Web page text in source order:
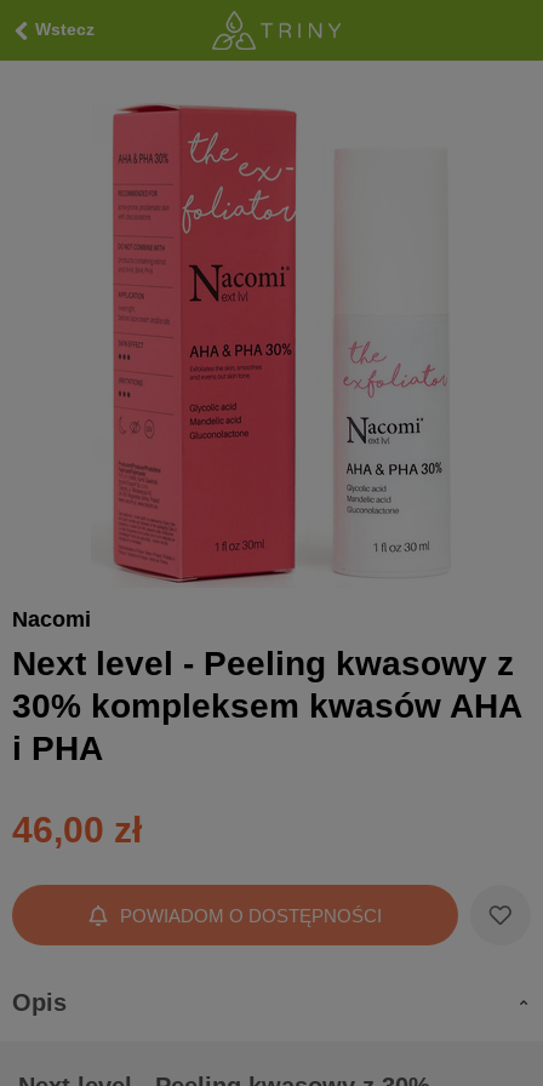
Wstecz
Nacomi
Next level - Peeling kwasowy z
30% kompleksem kwasów AHA
i PHA
46,00 zł
POWIADOM O DOSTĘPNOŚCI
Opis